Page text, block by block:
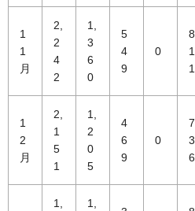
1
1
月
2,
2
4
2
1,
3
6
0
5
4
9
0
8
1
1
1
2
月
2,
1
5
1
1,
2
0
5
4
6
9
0
7
3
6
1,
1,